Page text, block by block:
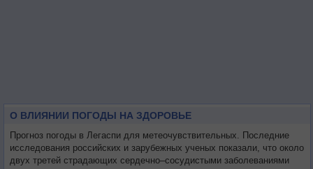
О ВЛИЯНИИ ПОГОДЫ НА ЗДОРОВЬЕ
Прогноз погоды в Легаспи для метеочувствительных. Последние
исследования российских и зарубежных ученых показали, что около
двух третей страдающих сердечно–сосудистыми заболеваниями